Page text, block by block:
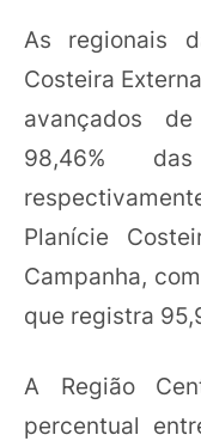
As regionais
Costeira
avançados
98,46%
Planície
Campanha,
que registra
A Região
percentual